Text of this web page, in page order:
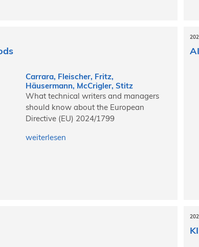
Carrara, Fleischer, Fritz,
Häusermann, McCrigler, Stitz
What technical writers and managers
should know about the European
Directive (EU) 2024/1799
weiterlesen